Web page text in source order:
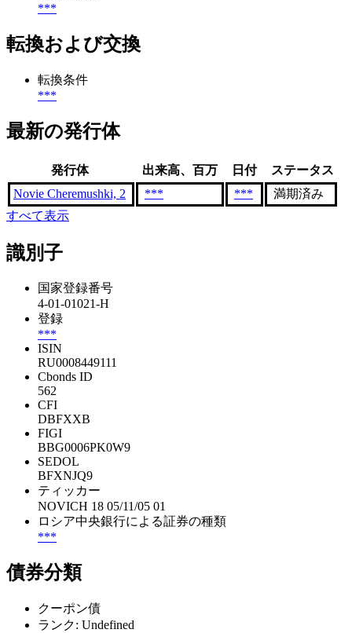
***
転換および交換
転換条件
***
最新の発行体
発行体 出来高、百万 日付
ステータス
Novie Cheremushki, 2
*** ***
満期済み
すべて表示
識別子
国家登録番号
4-01-01021-H
登録
***
ISIN
RU0008449111
Cbonds ID
562
CFI
DBFXXB
FIGI
BBG0006PK0W9
SEDOL
BFXNJQ9
ティッカー
NOVICH 18 05/11/05 01
ロシア中央銀行による証券の種類
***
債券分類
クーポン債
ランク: Undefined